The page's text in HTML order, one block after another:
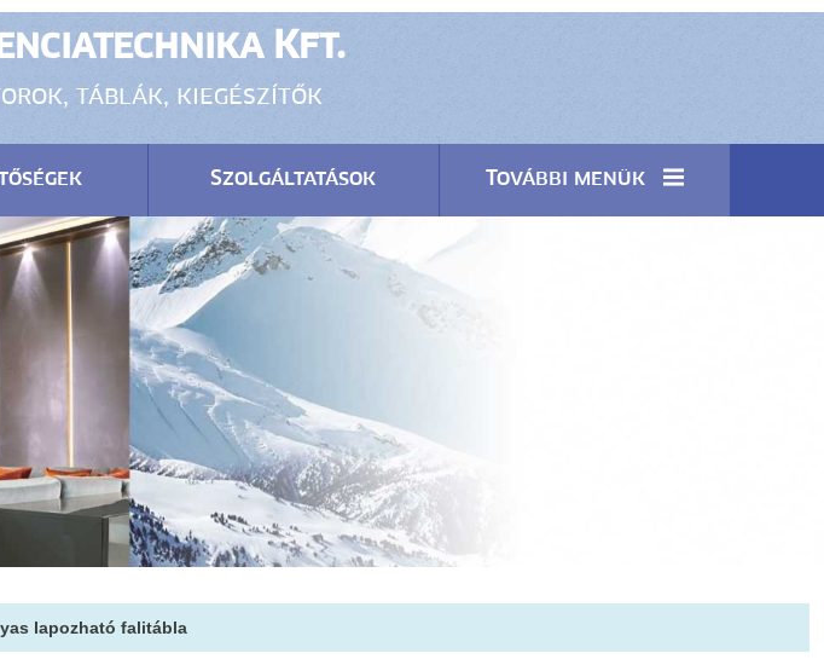
Kft.
táblák, kiegészítők
Szolgáltatások További menük
lapozható falitábla